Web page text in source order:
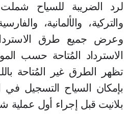
لرد الضريبة للسياح شملت
والتركية، والألمانية،
وعرض جميع طرق
الاسترداد المُتاحة حسب
تظهر الطرق غير المُتاحة
بإمكان السياح التسجيل
بلانيت قبل إجراء أول عملية